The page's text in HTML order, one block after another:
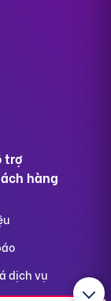
trợ
hàng
dịch vụ